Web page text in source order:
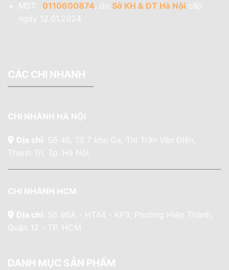
MST: 0110600874, do Sở KH & ĐT Hà Nộicấp
ngày 12.01.2024
CÁC CHI NHANH
CHI NHÁNH HÀ NỘI
Địa chỉ: Số 46, Tổ 7 khu Ga, Thị Trần Văn Điển,
Thanh Trì, Tp. Hà Nội
CHI NHÁNH HCM
Địa chỉ: Số 96A - HT44 - KP3, Phường Hiệp Thành,
Quận 12 - TP. HCM
DANH MỤC SẢN PHẨM